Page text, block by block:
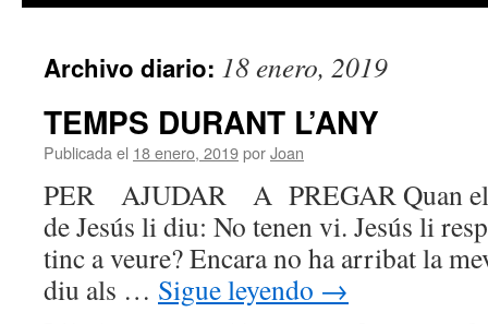
Archivo diario: 18 enero, 2019
TEMPS DURANT L’ANY
Publicada el 18 enero, 2019porJoan
PER AJUDAR A PREGAR Quan el
de Jesús li diu: No tenen vi. Jesús li
tinc a veure? Encara no ha arribat la
diu als … Sigue leyendo →